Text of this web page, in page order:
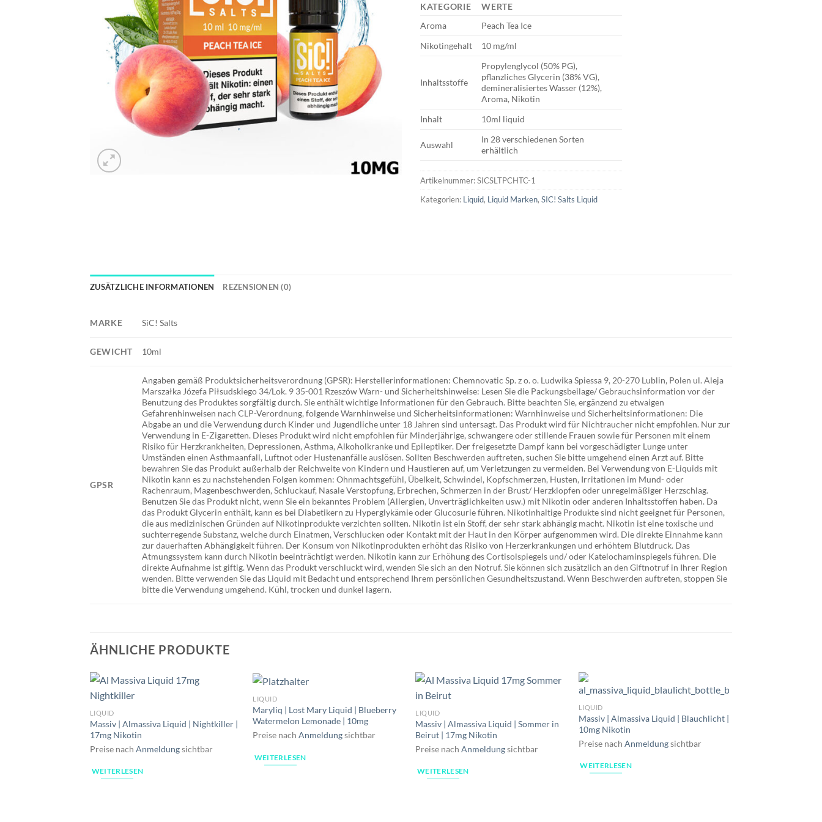
KATEGORIE
WERTE
Aroma
Peach Tea Ice
Nikotingehalt
10 mg/ml
Inhaltsstoffe
Propylenglycol (50% PG),
pflanzliches Glycerin (38% VG),
demineralisiertes Wasser (12%),
Aroma, Nikotin
Inhalt
10ml liquid
Auswahl
In 28 verschiedenen Sorten
erhältlich
Artikelnummer:SICSLTPCHTC-1
Kategorien: Liquid, Liquid Marken, SIC! Salts Liquid
ZUSÄTZLICHE INFORMATIONEN REZENSIONEN (0)
MARKE SiC! Salts
GEWICHT 10ml
GPSR
Angaben gemäß Produktsicherheitsverordnung (GPSR): Herstellerinformationen: Chemnovatic Sp. z o. o. Ludwika Spiessa 9, 20-270 Lublin, Polen ul. Aleja
Marszałka Józefa Piłsudskiego 34/Lok. 9 35-001 Rzeszów Warn- und Sicherheitshinweise: Lesen Sie die Packungsbeilage/ Gebrauchsinformation vor der
Benutzung des Produktes sorgfältig durch. Sie enthält wichtige Informationen für den Gebrauch. Bitte beachten Sie, ergänzend zu etwaigen
Gefahrenhinweisen nach CLP-Verordnung, folgende Warnhinweise und Sicherheitsinformationen: Warnhinweise und Sicherheitsinformationen: Die
Abgabe an und die Verwendung durch Kinder und Jugendliche unter 18 Jahren sind untersagt. Das Produkt wird für Nichtraucher nicht empfohlen. Nur zur
Verwendung in E-Zigaretten. Dieses Produkt wird nicht empfohlen für Minderjährige, schwangere oder stillende Frauen sowie für Personen mit einem
Risiko für Herzkrankheiten, Depressionen, Asthma, Alkoholkranke und Epileptiker. Der freigesetzte Dampf kann bei vorgeschädigter Lunge unter
Umständen einen Asthmaanfall, Luftnot oder Hustenanfälle auslösen. Sollten Beschwerden auftreten, suchen Sie bitte umgehend einen Arzt auf. Bitte
bewahren Sie das Produkt außerhalb der Reichweite von Kindern und Haustieren auf, um Verletzungen zu vermeiden. Bei Verwendung von E-Liquids mit
Nikotin kann es zu nachstehenden Folgen kommen: Ohnmachtsgefühl, Übelkeit, Schwindel, Kopfschmerzen, Husten, Irritationen im Mund- oder
Rachenraum, Magenbeschwerden, Schluckauf, Nasale Verstopfung, Erbrechen, Schmerzen in der Brust/ Herzklopfen oder unregelmäßiger Herzschlag.
Benutzen Sie das Produkt nicht, wenn Sie ein bekanntes Problem (Allergien, Unverträglichkeiten usw.) mit Nikotin oder anderen Inhaltsstoffen haben. Da
das Produkt Glycerin enthält, kann es bei Diabetikern zu Hyperglykämie oder Glucosurie führen. Nikotinhaltige Produkte sind nicht geeignet für Personen,
die aus medizinischen Gründen auf Nikotinprodukte verzichten sollten. Nikotin ist ein Stoff, der sehr stark abhängig macht. Nikotin ist eine toxische und
suchterregende Substanz, welche durch Einatmen, Verschlucken oder Kontakt mit der Haut in den Körper aufgenommen wird. Die direkte Einnahme kann
zur dauerhaften Abhängigkeit führen. Der Konsum von Nikotinprodukten erhöht das Risiko von Herzerkrankungen und erhöhtem Blutdruck. Das
Atmungssystem kann durch Nikotin beeinträchtigt werden. Nikotin kann zur Erhöhung des Cortisolspiegels und/ oder Katelochaminspiegels führen. Die
direkte Aufnahme ist giftig. Wenn das Produkt verschluckt wird, wenden Sie sich an den Notruf. Sie können sich zusätzlich an den Giftnotruf in Ihrer Region
wenden. Bitte verwenden Sie das Liquid mit Bedacht und entsprechend Ihrem persönlichen Gesundheitszustand. Wenn Beschwerden auftreten, stoppen Sie
bitte die Verwendung umgehend. Kühl, trocken und dunkel lagern.
ÄHNLICHE PRODUKTE
LIQUID
Massiv | Almassiva Liquid | Nightkiller |
17mg Nikotin
Preise nach Anmeldungsichtbar
WEITERLESEN
LIQUID
Maryliq | Lost Mary Liquid | Blueberry
Watermelon Lemonade | 10mg
Preise nachAnmeldungsichtbar
WEITERLESEN
LIQUID
Massiv | Almassiva Liquid | Sommer in
Beirut | 17mg Nikotin
Preise nachAnmeldungsichtbar
WEITERLESEN
LIQUID
Massiv | Almassiva Liquid | Blauchlicht |
10mg Nikotin
Preise nach Anmeldungsichtbar
WEITERLESEN